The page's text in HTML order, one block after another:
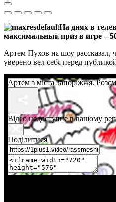
На днях в
максимальный приз в игре –
Артем Пухов на шоу рассказал,
уверено вел себя перед